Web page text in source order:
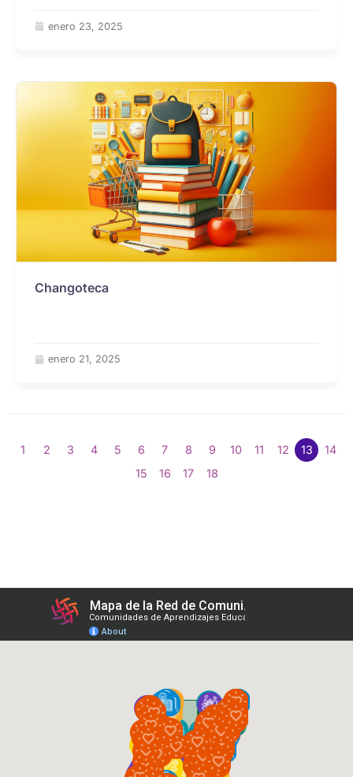
enero 23, 2025
Changoteca
enero 21, 2025
1 2 3 4 5 6 7 8 9 10 11 12 13
14
15
16 17 18